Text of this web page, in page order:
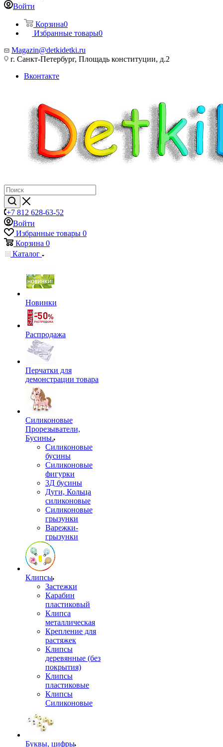
Войти
Корзина0
Избранные товары0
Magazin@detkidetki.ru
г. Санкт-Петербург, Площадь конституции, д.2
Вконтакте
+7 812 628-63-52
Войти
Избранные товары 0
Корзина 0
Каталог
Новинки
Распродажа
Перчатки для
демонстрации товара
Силиконовые
Прорезыватели,
Бусины.
Силиконовые
бусины
Силиконовые
фигурки
3Д бусины
Дуги, Кольца
силиконовые
Силиконовые
грызунки
Варежки-
грызунки
Клипсы
Застежки
Карабин
пластиковый
Клипса
металлическая
Крепление для
растяжек
Клипсы
деревянные (без
покрытия)
Клипсы
пластиковые
Клипсы
Силиконовые
Буквы, цифры